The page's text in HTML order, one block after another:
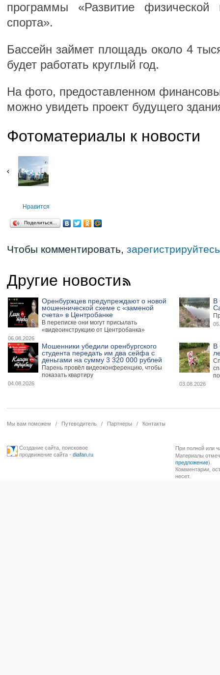
программы «Развитие физической
спорта».
Бассейн займет площадь около 4
будет работать круглый год.
На фото, предоставленном
можно увидеть проект будущего
Фотоматериалы к новости
Нравится
Поделиться…
Чтобы комментировать, зарегистрируйтесь
Другие новости
Оренбуржцев предупреждают о новой
мошеннической схеме с «заменой
счета» в Центробанке
В переписке они могут присылать
«видеоинструкцию от Центробанка»
06.08.2026
В
Мошенники убедили оренбургского
студента передать им два сейфа с
деньгами на сумму 3 320 000 рублей
Парень провёл видеоконференцию, чтобы
показать квартиру
04.08.2026
В
03.08.2026
Мы вам поможем / Путеводитель / Партнеры / Контакты
Создание сайта, поисковое
продвижение сайта- diafan.ru
При полной или
Материалы
предложение).
Комментарии,
несет.